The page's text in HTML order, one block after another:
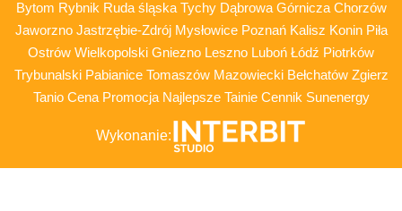
Bytom Rybnik Ruda śląska Tychy Dąbrowa Górnicza Chorzów
Jaworzno Jastrzębie-Zdrój Mysłowice Poznań Kalisz Konin Piła
Ostrów Wielkopolski Gniezno Leszno Luboń Łódź Piotrków
Trybunalski Pabianice Tomaszów Mazowiecki Bełchatów Zgierz
Tanio Cena Promocja Najlepsze Tainie Cennik Sunenergy
Wykonanie: